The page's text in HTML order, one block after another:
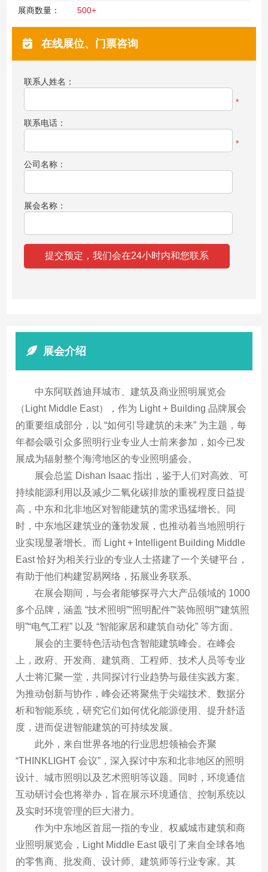
展商数量：
500+
在线展位、门票咨询
联系人姓名：
*
联系电话：
*
公司名称：
展会名称：
展会介绍
中东阿联酋迪拜城市、建筑及商业照明展览会
（Light Middle East），作为 Light + Building 品牌展会
的重要组成部分，以 “如何引导建筑的未来” 为主题，每
年都会吸引众多照明行业专业人士前来参加，如今已发
展成为辐射整个海湾地区的专业照明盛会。
展会总监 Dishan Isaac 指出，鉴于人们对高效、可
持续能源利用以及减少二氧化碳排放的重视程度日益提
高，中东和北非地区对智能建筑的需求迅猛增长。同
时，中东地区建筑业的蓬勃发展，也推动着当地照明行
业实现显著增长。而 Light + Intelligent Building Middle
East 恰好为相关行业的专业人士搭建了一个关键平台，
有助于他们构建贸易网络，拓展业务联系。
在展会期间，与会者能够探寻六大产品领域的 1000
多个品牌，涵盖 “技术照明”“照明配件”“装饰照明”“建筑照
明”“电气工程” 以及 “智能家居和建筑自动化” 等方面。
展会的主要特色活动包含智能建筑峰会。在峰会
上，政府、开发商、建筑商、工程师、技术人员等专业
人士将汇聚一堂，共同探讨行业趋势与最佳实践方案。
为推动创新与协作，峰会还将聚焦于尖端技术、数据分
析和智能系统，研究它们如何优化能源使用、提升舒适
度，进而促进智能建筑的可持续发展。
此外，来自世界各地的行业思想领袖会齐聚
“THINKLIGHT 会议”，深入探讨中东和北非地区的照明
设计、城市照明以及艺术照明等议题。同时，环境通信
互动研讨会也将举办，旨在展示环境通信、控制系统以
及实时环境管理的巨大潜力。
作为中东地区首屈一指的专业、权威城市建筑和商
业照明展览会，Light Middle East 吸引了来自全球各地
的零售商、批发商、设计师、建筑师等行业专家。其